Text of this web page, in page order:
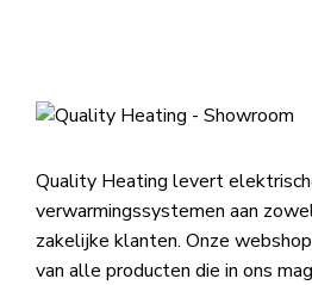
Quality Heating levert
verwarmingssystemen aan
zakelijke klanten. Onze
van alle producten die in ons